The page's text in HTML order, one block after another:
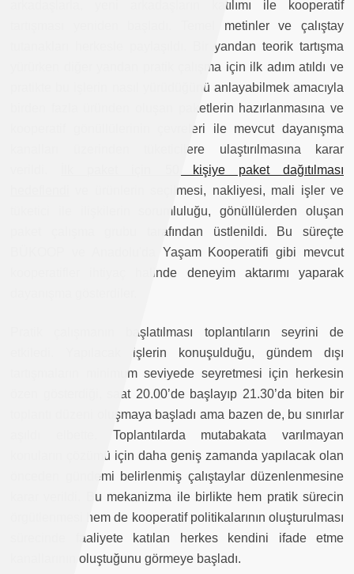
arkadaşlarla, yeni arkadaşların katılımı ile kooperatif
tartışması yeniden başladı. Temel metinler ve çalıştay
tutanakları herkesle paylaşıldı. Bir yandan teorik tartışma
yürürken diğer yandan pratik çalışma için ilk adım atıldı ve
pratikte bu işlerin nasıl yürüdüğünü anlayabilmek amacıyla
birden fazla üründen oluşan paketlerin hazırlanmasına ve
kooperatif gönüllülerinin çevreleri ile mevcut dayanışma
kanalları üzerinden tüketicilere ulaştırılmasına karar
İlk paket için 50 kişiye paket dağıtılması
ve ürünlerin seçilmesi, nakliyesi, mali işler ve
tüketici ile ilişkilerin sorumluluğu, gönüllülerden oluşan
paket çalışma grubu tarafından üstlenildi. Bu süreçte
BÜKOOP ve Anadolu'da Yaşam Kooperatifi gibi mevcut
kooperatifler ihtiyaç halinde deneyim aktarımı yaparak
Pratik çalışmanın başlatılması toplantıların seyrini de
etkiledi. Yapılacak işlerin konuşulduğu, gündem dışı
tartışmaların minimum seviyede seyretmesi için herkesin
özen gösterdiği, saat 20.00’de başlayıp 21.30’da biten bir
toplantı düzeni oluşmaya başladı ama bazen de, bu sınırlar
aşıldı elbette. Toplantılarda mutabakata varılmayan
konuların çözümü için daha geniş zamanda yapılacak olan
önceden gündemi belirlenmiş çalıştaylar düzenlenmesine
karar verildi. Bu mekanizma ile birlikte hem pratik sürecin
örgütlenmesi hem de kooperatif politikalarının oluşturulması
sürecinde faaliyete katılan herkes kendini ifade etme
kanallarının oluştuğunu görmeye başladı.